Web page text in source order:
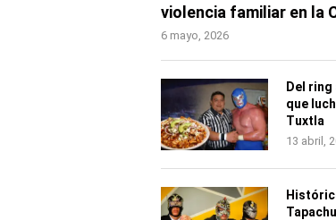
violencia familiar en la
6 mayo, 2026
Del
que
Tuxtla
13 abril,